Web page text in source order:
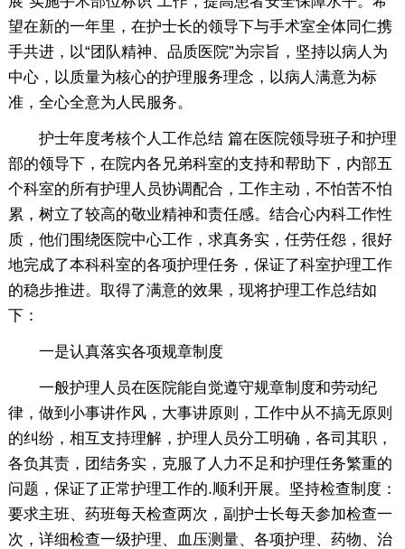
望在新的一年里，在护士长的领导下与手术室全体同仁携
手共进，以“团队精神、品质医院”为宗旨，坚持以病人为
中心，以质量为核心的护理服务理念，以病人满意为标
准，全心全意为人民服务。
护士年度考核个人工作总结 篇在医院领导班子和护理
部的领导下，在院内各兄弟科室的支持和帮助下，内部五
个科室的所有护理人员协调配合，工作主动，不怕苦不怕
累，树立了较高的敬业精神和责任感。结合心内科工作性
质，他们围绕医院中心工作，求真务实，任劳任怨，很好
地完成了本科科室的各项护理任务，保证了科室护理工作
的稳步推进。取得了满意的效果，现将护理工作总结如
下：
一是认真落实各项规章制度
一般护理人员在医院能自觉遵守规章制度和劳动纪
律，做到小事讲作风，大事讲原则，工作中从不搞无原则
的纠纷，相互支持理解，护理人员分工明确，各司其职，
各负其责，团结务实，克服了人力不足和护理任务繁重的
问题，保证了正常护理工作的.顺利开展。坚持检查制度：
要求主班、药班每天检查两次，副护士长每天参加检查一
次，详细检查一级护理、血压测量、各项护理、药物、治